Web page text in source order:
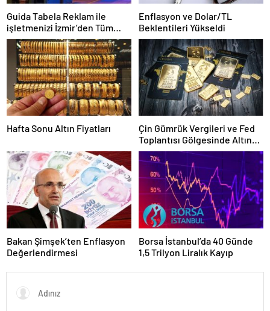
Guida Tabela Reklam ile
işletmenizi İzmir’den Tüm
Türkiye’ye Duyuran Işıklı
Çözümler!
Enflasyon ve Dolar/TL
Beklentileri Yükseldi
Hafta Sonu Altın Fiyatları
Çin Gümrük Vergileri ve Fed
Toplantısı Gölgesinde Altın
Fiyatları Yükselişte
Bakan Şimşek’ten Enflasyon
Değerlendirmesi
Borsa İstanbul’da 40 Günde
1,5 Trilyon Liralık Kayıp